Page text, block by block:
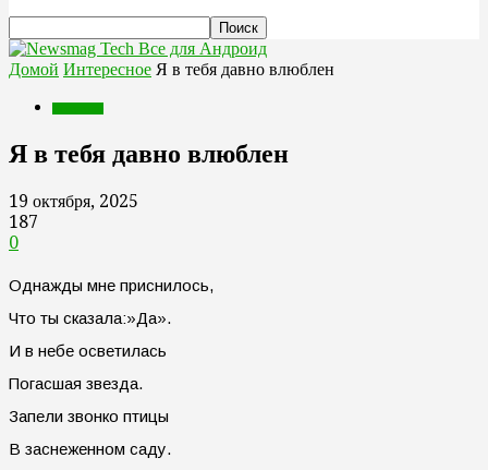
Все для Андроид
Домой Интересное Я в тебя давно влюблен
Я в тебя давно влюблен
19 октября, 2025
187
0
Однажды мне приснилось,
Что ты сказала:»Да».
И в небе осветилась
Погасшая звезда.
Запели звонко птицы
В заснеженном саду.